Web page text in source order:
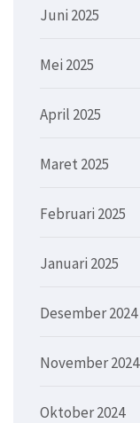
Juni 2025
Mei 2025
April 2025
Maret 2025
Februari 2025
Januari 2025
Desember 2024
November 2024
Oktober 2024